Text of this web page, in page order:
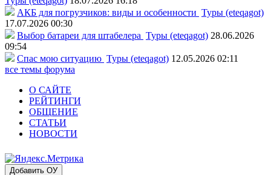
АКБ для погрузчиков: виды и особенности Туры (eteqagot)
17.07.2026 00:30
Выбор батареи для штабелера Туры (eteqagot) 28.06.2026
09:54
Спас мою ситуацию Туры (eteqagot) 12.05.2026 02:11
все темы форума
О САЙТЕ
РЕЙТИНГИ
ОБЩЕНИЕ
СТАТЬИ
НОВОСТИ
Добавить ОУ